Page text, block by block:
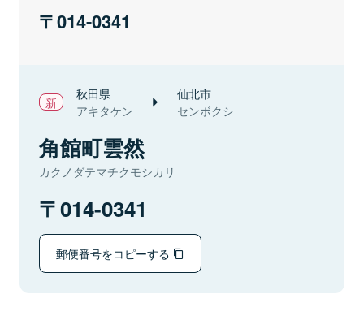
014-0341
秋田県
アキタケン
仙北市
センボクシ
角館町雲然
カクノダテマチクモシカリ
014-0341
郵便番号をコピーする